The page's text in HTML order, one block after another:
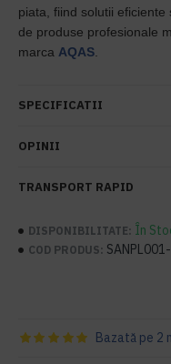
piata, fiind solutii
de produse profesionale
marca AQAS
SPECIFICATII
OPINII
TRANSPORT RAPID
DISPONIBILITATE: În
COD PRODUS:
Bazată pe 2